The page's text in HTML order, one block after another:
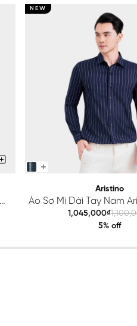
NEW
Aristino
Áo Sơ Mi Dài Tay Nam
ALS425S0H2
1,045,000₫
5% off